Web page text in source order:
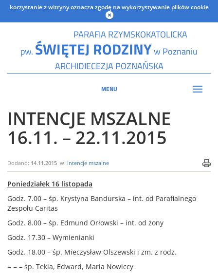
korzystanie z witryny oznacza zgodę na wykorzystywanie plików cookie
PARAFIA RZYMSKOKATOLICKA
pw. ŚWIĘTEJ RODZINYw Poznaniu
ARCHIDIECEZJA POZNAŃSKA
MENU
INTENCJE MSZALNE
16.11. – 22.11.2015
Dodano: 14.11.2015 w: Intencje mszalne
Poniedziałek 16 listopada
Godz. 7.00 – śp. Krystyna Bandurska – int. od Parafialnego
Zespołu Caritas
Godz. 8.00 – śp. Edmund Orłowski – int. od żony
Godz. 17.30 – Wymienianki
Godz. 18.00 – śp. Mieczysław Olszewski i zm. z rodz.
= = – śp. Tekla, Edward, Maria Nowiccy